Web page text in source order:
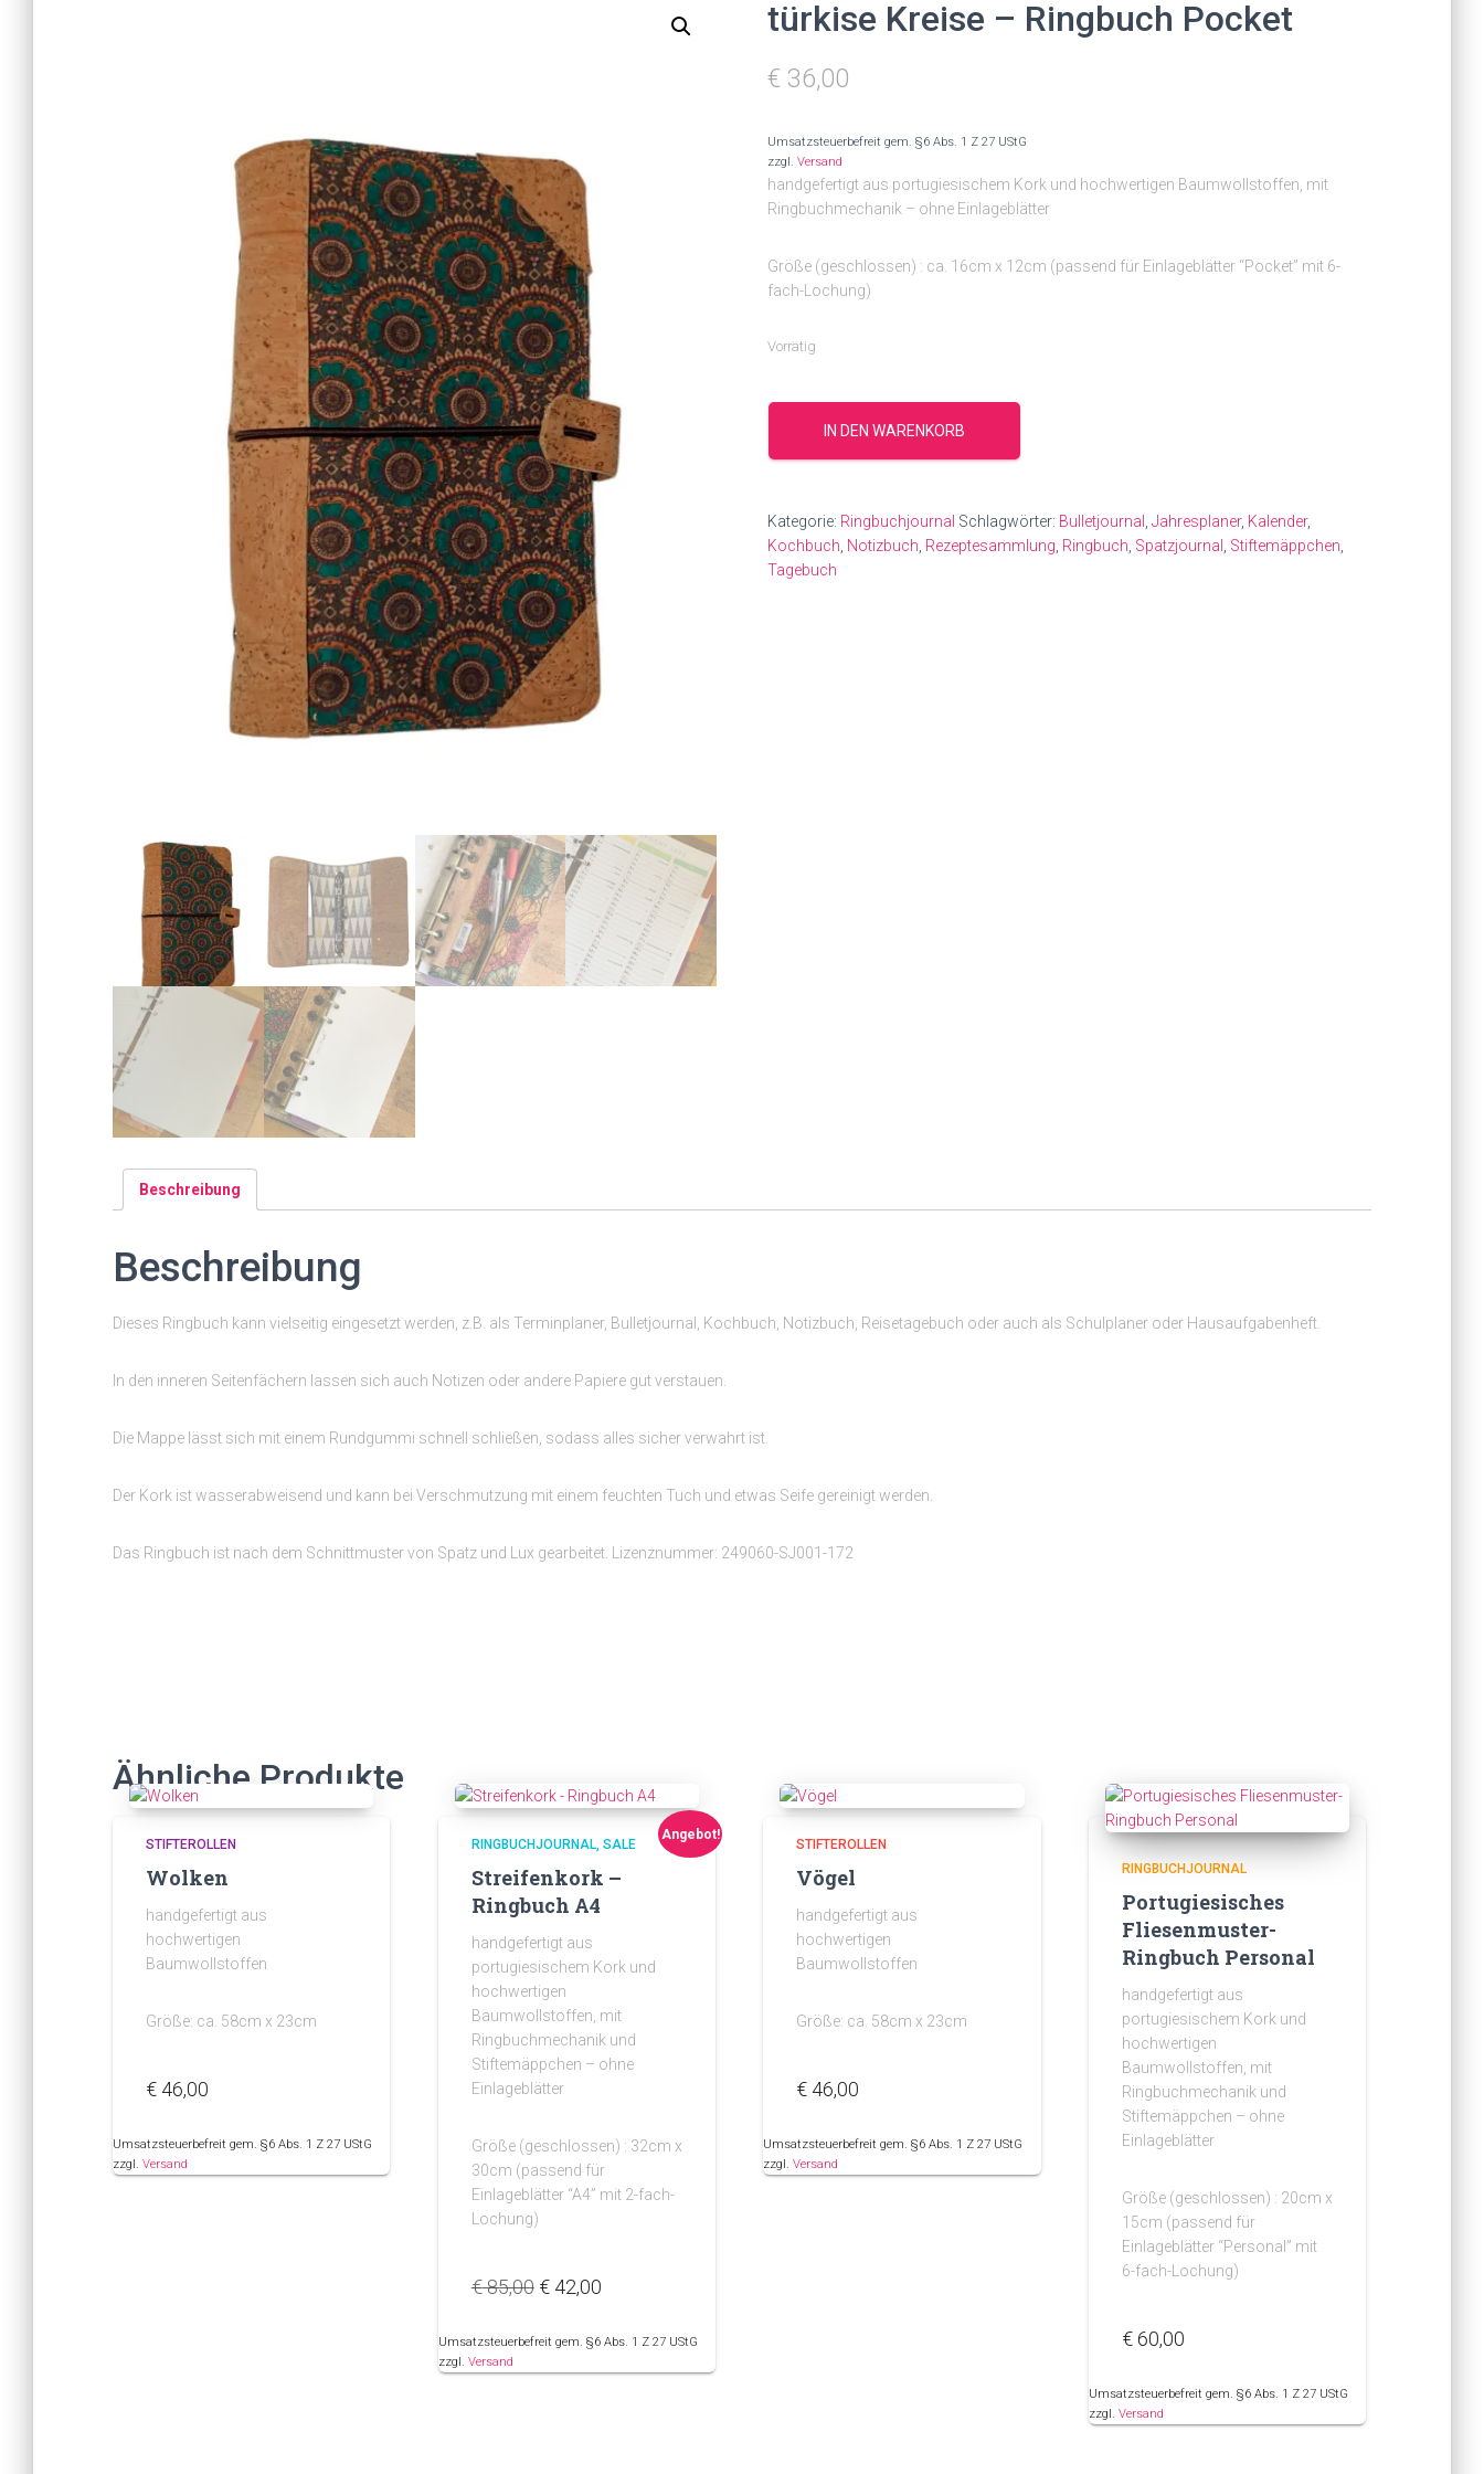
türkise Kreise – Ringbuch Pocket
€ 36,00
Umsatzsteuerbefreit gem. §6 Abs. 1 Z 27 UStG
zzgl. Versand
handgefertigt aus portugiesischem Kork und hochwertigen Baumwollstoffen, mit
Ringbuchmechanik – ohne Einlageblätter
Größe (geschlossen) : ca. 16cm x 12cm (passend für Einlageblätter “Pocket” mit 6-
fach-Lochung)
Vorrätig
türkise
Menge
IN DEN WARENKORB
Kategorie: Ringbuchjournal Schlagwörter: Bulletjournal Jahresplaner, Kalender,
Kochbuch Notizbuch Rezeptesammlung Ringbuch Spatzjournal Stiftemäppchen
Tagebuch
Beschreibung
Beschreibung
Dieses Ringbuch kann vielseitig eingesetzt werden, z.B. als Terminplaner, Bulletjournal, Kochbuch, Notizbuch, Reisetagebuch oder auch als Schulplaner oder Hausaufgabenheft.
In den inneren Seitenfächern lassen sich auch Notizen oder andere Papiere gut verstauen.
Die Mappe lässt sich mit einem Rundgummi schnell schließen, sodass alles sicher verwahrt ist.
Der Kork ist wasserabweisend und kann bei Verschmutzung mit einem feuchten Tuch und etwas Seife gereinigt werden.
Das Ringbuch ist nach dem Schnittmuster von Spatz und Lux gearbeitet. Lizenznummer: 249060-SJ001-172
Ähnliche Produkte
STIFTEROLLEN
Wolken
handgefertigt aus
hochwertigen
Baumwollstoffen
Größe: ca. 58cm x 23cm
€ 46,00
Umsatzsteuerbefreit gem. §6 Abs. 1 Z 27 UStG
zzgl. Versand
Angebot!
RINGBUCHJOURNAL SALE
Streifenkork –
Ringbuch A4
handgefertigt aus
portugiesischem Kork und
hochwertigen
Baumwollstoffen, mit
Ringbuchmechanik und
Stiftemäppchen – ohne
Einlageblätter
Größe (geschlossen) : 32cm x
30cm (passend für
Einlageblätter “A4” mit 2-fach-
Lochung)
€85,00 Ursprünglicher
war:
€ 85,00
€42,00Aktueller
ist:
Umsatzsteuerbefreit gem. §6 Abs. 1 Z 27 UStG
zzgl. Versand
STIFTEROLLEN
Vögel
handgefertigt aus
hochwertigen
Baumwollstoffen
Größe: ca. 58cm x 23cm
€ 46,00
Umsatzsteuerbefreit gem. §6 Abs. 1 Z 27 UStG
zzgl.Versand
RINGBUCHJOURNAL
Portugiesisches
Fliesenmuster-
Ringbuch Personal
handgefertigt aus
portugiesischem Kork und
hochwertigen
Baumwollstoffen, mit
Ringbuchmechanik und
Stiftemäppchen – ohne
Einlageblätter
Größe (geschlossen) : 20cm x
15cm (passend für
Einlageblätter “Personal” mit
6-fach-Lochung)
€60,00
Umsatzsteuerbefreit gem. §6 Abs. 1 Z 27 UStG
zzgl.Versand